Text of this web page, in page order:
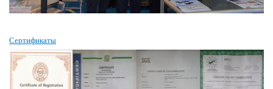
Сертификаты